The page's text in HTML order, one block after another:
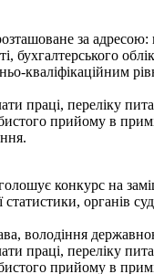
за
бухгалтерського
кваліфікаційним
праці, переліку
прийому в
конкурс на
статистики, органів
володіння
праці, переліку
прийому в